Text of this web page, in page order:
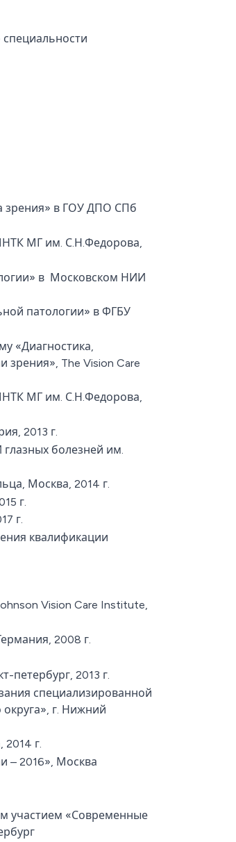
зрения» в ГОУ ДПО СПб
МГ им. С.Н.Федорова,
в Московском НИИ
патологии» в ФГБУ
«Диагностика,
The Vision Care
МГ им. С.Н.Федорова,
2013 г.
болезней им.
Москва, 2014 г.
г.
г.
квалификации
Vision Care Institute,
2008 г.
петербург, 2013 г.
специализированной
г. Нижний
г.
– 2016», Москва
участием «Современные